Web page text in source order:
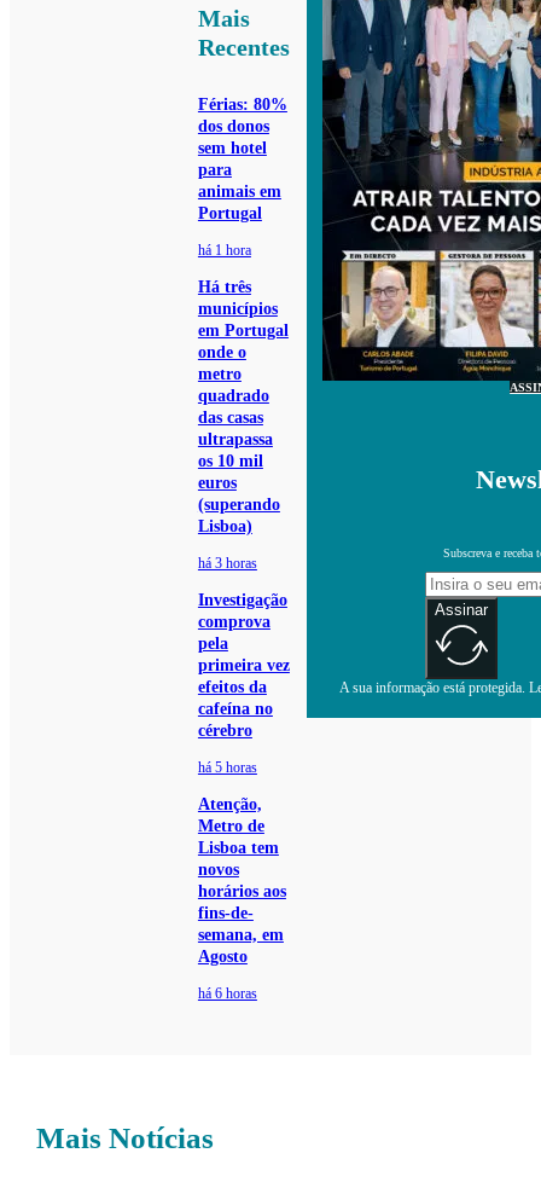
Mais
Recentes
Férias: 80%
dos donos
sem hotel
para
animais em
Portugal
há 1 hora
Há três
municípios
em Portugal
onde o
metro
quadrado
das casas
ultrapassa
os 10 mil
euros
(superando
Lisboa)
há 3 horas
Investigação
comprova
pela
primeira vez
efeitos da
cafeína no
cérebro
há 5 horas
Atenção,
Metro de
Lisboa tem
novos
horários aos
fins-de-
semana, em
Agosto
há 6 horas
Subscreva e receba
Assinar
A sua informação está protegida.
Mais Notícias